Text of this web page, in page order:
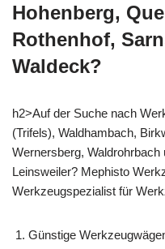
Hohenberg,
Rothenhof,
Waldeck?
h2>Auf der Suche nach
(Trifels), Waldhambach,
Wernersberg,
Leinsweiler? Mephisto
Werkzeugspezialist für
Günstige